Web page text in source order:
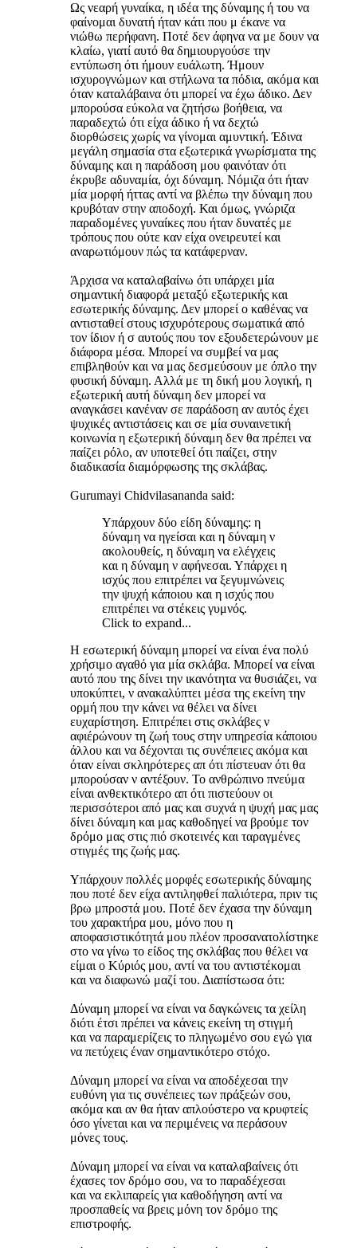
Ως νεαρή γυναίκα, η ιδέα της δύναμης ή του να
φαίνομαι δυνατή ήταν κάτι που μ έκανε να
νιώθω περήφανη. Ποτέ δεν άφηνα να με δουν να
κλαίω, γιατί αυτό θα δημιουργούσε την
εντύπωση ότι ήμουν ευάλωτη. Ήμουν
ισχυρογνώμων και στήλωνα τα πόδια, ακόμα και
όταν καταλάβαινα ότι μπορεί να έχω άδικο. Δεν
μπορούσα εύκολα να ζητήσω βοήθεια, να
παραδεχτώ ότι είχα άδικο ή να δεχτώ
διορθώσεις χωρίς να γίνομαι αμυντική. Έδινα
μεγάλη σημασία στα εξωτερικά γνωρίσματα της
δύναμης και η παράδοση μου φαινόταν ότι
έκρυβε αδυναμία, όχι δύναμη. Νόμιζα ότι ήταν
μία μορφή ήττας αντί να βλέπω την δύναμη που
κρυβόταν στην αποδοχή. Και όμως, γνώριζα
παραδομένες γυναίκες που ήταν δυνατές με
τρόπους που ούτε καν είχα ονειρευτεί και
αναρωτιόμουν πώς τα κατάφερναν.
Άρχισα να καταλαβαίνω ότι υπάρχει μία
σημαντική διαφορά μεταξύ εξωτερικής και
εσωτερικής δύναμης. Δεν μπορεί ο καθένας να
αντισταθεί στους ισχυρότερους σωματικά από
τον ίδιον ή σ αυτούς που τον εξουδετερώνουν με
διάφορα μέσα. Μπορεί να συμβεί να μας
επιβληθούν και να μας δεσμεύσουν με όπλο την
φυσική δύναμη. Αλλά με τη δική μου λογική, η
εξωτερική αυτή δύναμη δεν μπορεί να
αναγκάσει κανέναν σε παράδοση αν αυτός έχει
ψυχικές αντιστάσεις και σε μία συναινετική
κοινωνία η εξωτερική δύναμη δεν θα πρέπει να
παίζει ρόλο, αν υποτεθεί ότι παίζει, στην
διαδικασία διαμόρφωσης της σκλάβας.
Gurumayi Chidvilasananda said:
Υπάρχουν δύο είδη δύναμης: η
δύναμη να ηγείσαι και η δύναμη ν
ακολουθείς, η δύναμη να ελέγχεις
και η δύναμη ν αφήνεσαι. Υπάρχει η
ισχύς που επιτρέπει να ξεγυμνώνεις
την ψυχή κάποιου και η ισχύς που
επιτρέπει να στέκεις γυμνός.
Click to expand...
Η εσωτερική δύναμη μπορεί να είναι ένα πολύ
χρήσιμο αγαθό για μία σκλάβα. Μπορεί να είναι
αυτό που της δίνει την ικανότητα να θυσιάζει, να
υποκύπτει, ν ανακαλύπτει μέσα της εκείνη την
ορμή που την κάνει να θέλει να δίνει
ευχαρίστηση. Επιτρέπει στις σκλάβες ν
αφιέρώνουν τη ζωή τους στην υπηρεσία κάποιου
άλλου και να δέχονται τις συνέπειες ακόμα και
όταν είναι σκληρότερες απ ότι πίστευαν ότι θα
μπορούσαν ν αντέξουν. Το ανθρώπινο πνεύμα
είναι ανθεκτικότερο απ ότι πιστεύουν οι
περισσότεροι από μας και συχνά η ψυχή μας μας
δίνει δύναμη και μας καθοδηγεί να βρούμε τον
δρόμο μας στις πιό σκοτεινές και ταραγμένες
στιγμές της ζωής μας.
Υπάρχουν πολλές μορφές εσωτερικής δύναμης
που ποτέ δεν είχα αντιληφθεί παλιότερα, πριν τις
βρω μπροστά μου. Ποτέ δεν έχασα την δύναμη
του χαρακτήρα μου, μόνο που η
αποφασιστικότητά μου πλέον προσανατολίστηκε
στο να γίνω το είδος της σκλάβας που θέλει να
είμαι ο Κύριός μου, αντί να του αντιστέκομαι
και να διαφωνώ μαζί του. Διαπίστωσα ότι:
Δύναμη μπορεί να είναι να δαγκώνεις τα χείλη
διότι έτσι πρέπει να κάνεις εκείνη τη στιγμή
και να παραμερίζεις το πληγωμένο σου εγώ για
να πετύχεις έναν σημαντικότερο στόχο.
Δύναμη μπορεί να είναι να αποδέχεσαι την
ευθύνη για τις συνέπειες των πράξεών σου,
ακόμα και αν θα ήταν απλούστερο να κρυφτείς
όσο γίνεται και να περιμένεις να περάσουν
μόνες τους.
Δύναμη μπορεί να είναι να καταλαβαίνεις ότι
έχασες τον δρόμο σου, να το παραδέχεσαι
και να εκλιπαρείς για καθοδήγηση αντί να
προσπαθείς να βρεις μόνη τον δρόμο της
επιστροφής.